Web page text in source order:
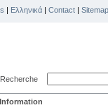
| Ελληνικά | Contact | Sitemap
Recherche
Information